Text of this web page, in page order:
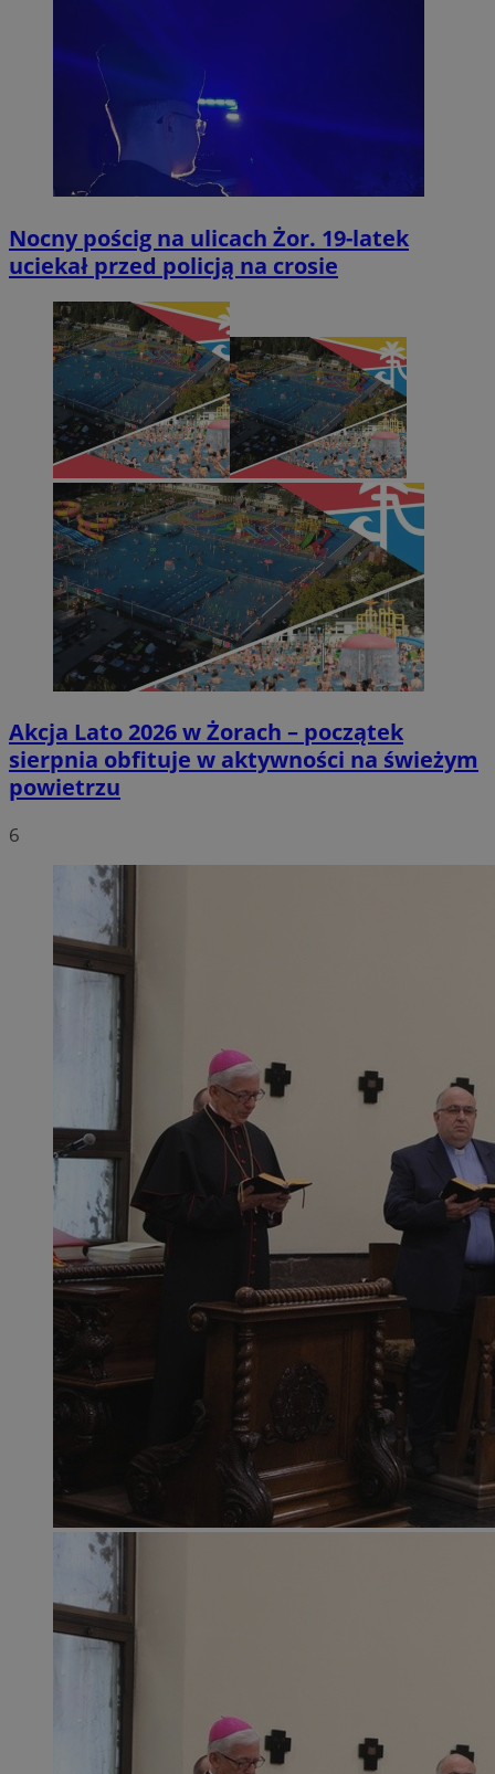
Nocny pościg na ulicach Żor. 19-latek
uciekał przed policją na crosie
Akcja Lato 2026 w Żorach – początek
sierpnia obfituje w aktywności na świeżym
powietrzu
6